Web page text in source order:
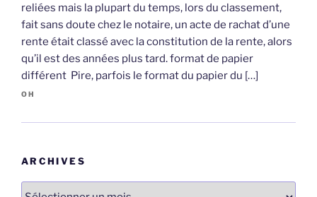
reliées mais la plupart du temps, lors du classement,
fait sans doute chez le notaire, un acte de rachat d’une
rente était classé avec la constitution de la rente, alors
qu’il est des années plus tard. format de papier
différent Pire, parfois le format du papier du […]
OH
ARCHIVES
Archives